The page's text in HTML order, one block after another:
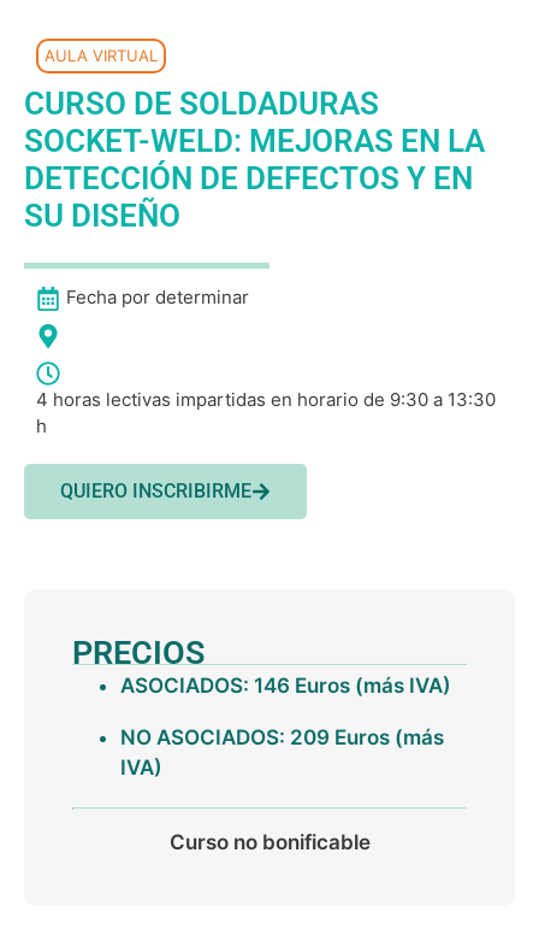
AULA VIRTUAL
CURSO DE SOLDADURAS
SOCKET-WELD: MEJORAS EN LA
DETECCIÓN DE DEFECTOS Y EN
SU DISEÑO
Fecha por determinar
4 horas lectivas impartidas en horario de 9:30 a 13:30
h
QUIERO INSCRIBIRME
PRECIOS
ASOCIADOS: 146 Euros (más IVA)
NO ASOCIADOS: 209 Euros (más
IVA)
Curso no bonificable